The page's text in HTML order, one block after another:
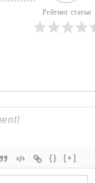
Рейтинг статьи
{} [+]
И